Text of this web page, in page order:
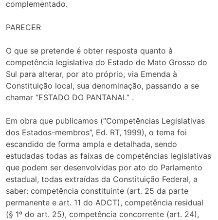
complementado.
PARECER
O que se pretende é obter resposta quanto à
competência legislativa do Estado de Mato Grosso do
Sul para alterar, por ato próprio, via Emenda à
Constituição local, sua denominação, passando a se
chamar “ESTADO DO PANTANAL” .
Em obra que publicamos (“Competências Legislativas
dos Estados-membros”, Ed. RT, 1999), o tema foi
escandido de forma ampla e detalhada, sendo
estudadas todas as faixas de competências legislativas
que podem ser desenvolvidas por ato do Parlamento
estadual, todas extraídas da Constituição Federal, a
saber: competência constituinte (art. 25 da parte
permanente e art. 11 do ADCT), competência residual
(§ 1º do art. 25), competência concorrente (art. 24),